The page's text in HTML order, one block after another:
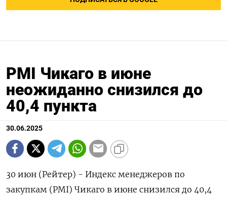
PMI Чикаго в июне
неожиданно снизился до
40,4 пункта
30.06.2025
30 июн (Рейтер) - Индекс менеджеров по
закупкам (PMI) Чикаго в июне снизился до 40,4